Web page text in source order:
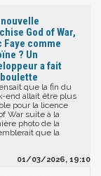
God of War,
Faye comme
? Un
a fait
que la fin du
end allait être plus
pour la licence
War suite à la
photo de la
que la
01/03/2026, 19:10